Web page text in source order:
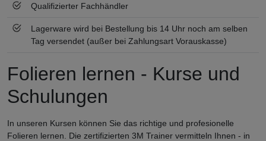
Qualifizierter Fachhändler
Lagerware wird bei Bestellung bis 14 Uhr noch am selben
Tag versendet (außer bei Zahlungsart Vorauskasse)
Folieren lernen - Kurse und
Schulungen
In unseren Kursen können Sie das richtige und profesionelle
Folieren lernen. Die zertifizierten 3M Trainer vermitteln Ihnen - in